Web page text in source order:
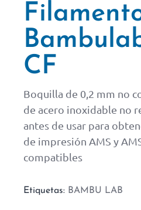
CF
Boquilla de 0,2 mm no
de acero inoxidable no
antes de usar para
de impresión AMS y
compatibles
Etiquetas: BAMBU LAB